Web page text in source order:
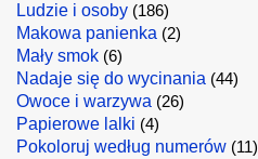
Ludzie i osoby (186)
Makowa panienka (2)
Mały smok (6)
Nadaje się do wycinania (44)
Owoce i warzywa (26)
Papierowe lalki (4)
Pokoloruj według numerów (11)